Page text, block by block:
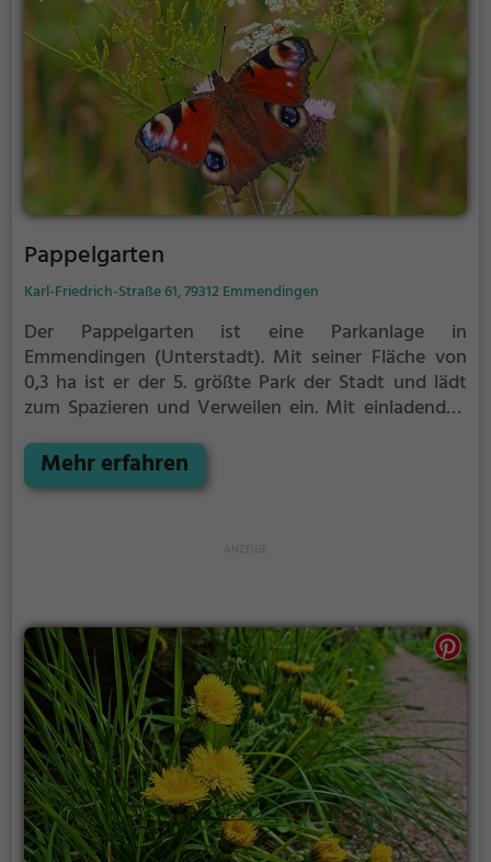
Pappelgarten
Karl-Friedrich-Straße 61, 79312 Emmendingen
Der Pappelgarten ist eine Parkanlage in
Emmendingen (Unterstadt). Mit seiner Fläche von
0,3 ha ist er der 5. größte Park der Stadt und lädt
zum Spazieren und Verweilen ein. Mit einladenden
Pappelgarten zahlreiche Möglichkeiten zur
Entspannung.
Mehr erfahren